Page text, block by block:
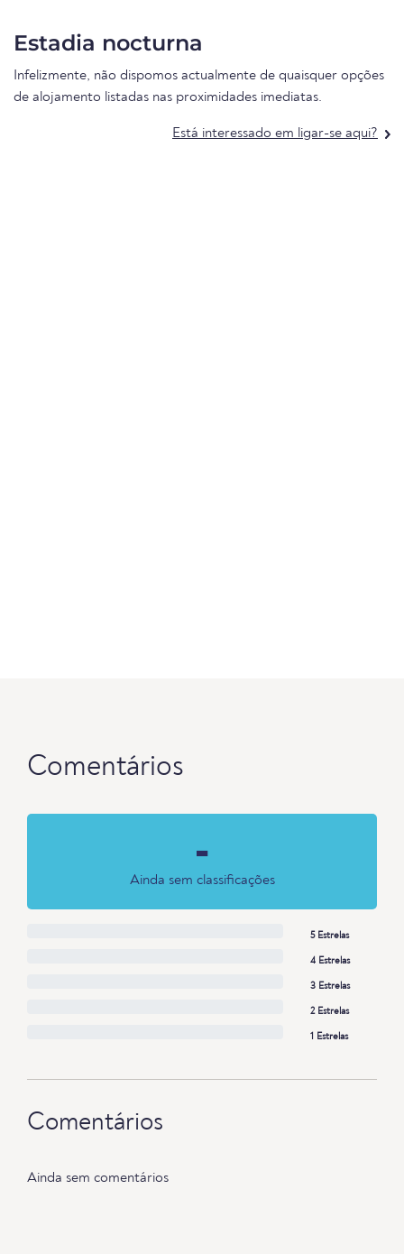
Estadia nocturna
Infelizmente, não dispomos actualmente de quaisquer opções
de alojamento listadas nas proximidades imediatas.
Está interessado em ligar-se aqui?
Comentários
-
Ainda sem classificações
5 Estrelas
4 Estrelas
3 Estrelas
2 Estrelas
1 Estrelas
Comentários
Ainda sem comentários